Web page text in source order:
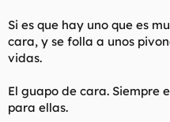
Si es que hay uno que es
cara, y se folla a unos
vidas.
El guapo de cara. Siempre
para ellas.